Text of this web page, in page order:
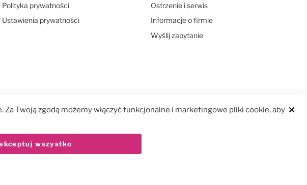
Polityka prywatności
Ustawienia prywatności
Ostrzenie i serwis
Informacje o firmie
Wyślij zapytanie
Płatności:
Twoją zgodą możemy włączyć funkcjonalne i marketingowe pliki cookie, aby
wszystko